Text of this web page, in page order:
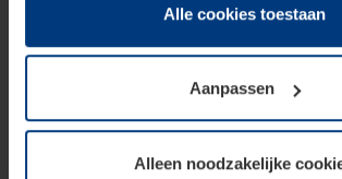
Juridisch zijn wij gerechtigd om cookies
onze pagina's absoluut noodzakelijk is.
soorten cookies is uw toestemming
toestemming kunt u op elk moment bij
wijzigen of herroepen.
Alle cookies toestaan
Aanpassen
Alleen noodzakelijke